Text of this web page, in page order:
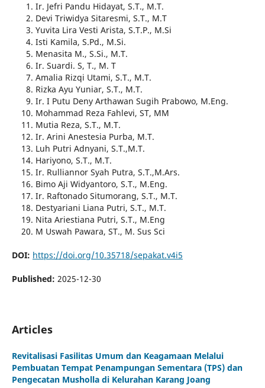
Ir. Jefri Pandu Hidayat, S.T., M.T.
Devi Triwidya Sitaresmi, S.T., M.T
Yuvita Lira Vesti Arista, S.T.P., M.Si
Isti Kamila, S.Pd., M.Si.
Menasita M., S.Si., M.T.
Ir. Suardi. S, T., M. T
Amalia Rizqi Utami, S.T., M.T.
Rizka Ayu Yuniar, S.T., M.T.
Ir. I Putu Deny Arthawan Sugih Prabowo, M.Eng.
Mohammad Reza Fahlevi, ST, MM
Mutia Reza, S.T., M.T.
Ir. Arini Anestesia Purba, M.T.
Luh Putri Adnyani, S.T.,M.T.
Hariyono, S.T., M.T.
Ir. Rulliannor Syah Putra, S.T.,M.Ars.
Bimo Aji Widyantoro, S.T., M.Eng.
Ir. Raftonado Situmorang, S.T., M.T.
Destyariani Liana Putri, S.T., M.T.
Nita Ariestiana Putri, S.T., M.Eng
M Uswah Pawara, ST., M. Sus Sci
DOI: https://doi.org/10.35718/sepakat.v4i5
Published: 2025-12-30
Articles
Revitalisasi Fasilitas Umum dan Keagamaan Melalui
Pembuatan Tempat Penampungan Sementara (TPS) dan
Pengecatan Musholla di Kelurahan Karang Joang